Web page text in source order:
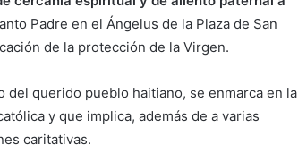
Padre en el Ángelus de la Plaza de San
de la protección de la Virgen.
del querido pueblo haitiano, se enmarca en la
y que implica, además de a varias
caritativas.